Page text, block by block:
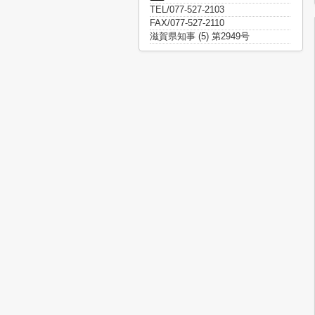
TEL/077-527-2103
FAX/077-527-2110
滋賀県知事 (5) 第2949号